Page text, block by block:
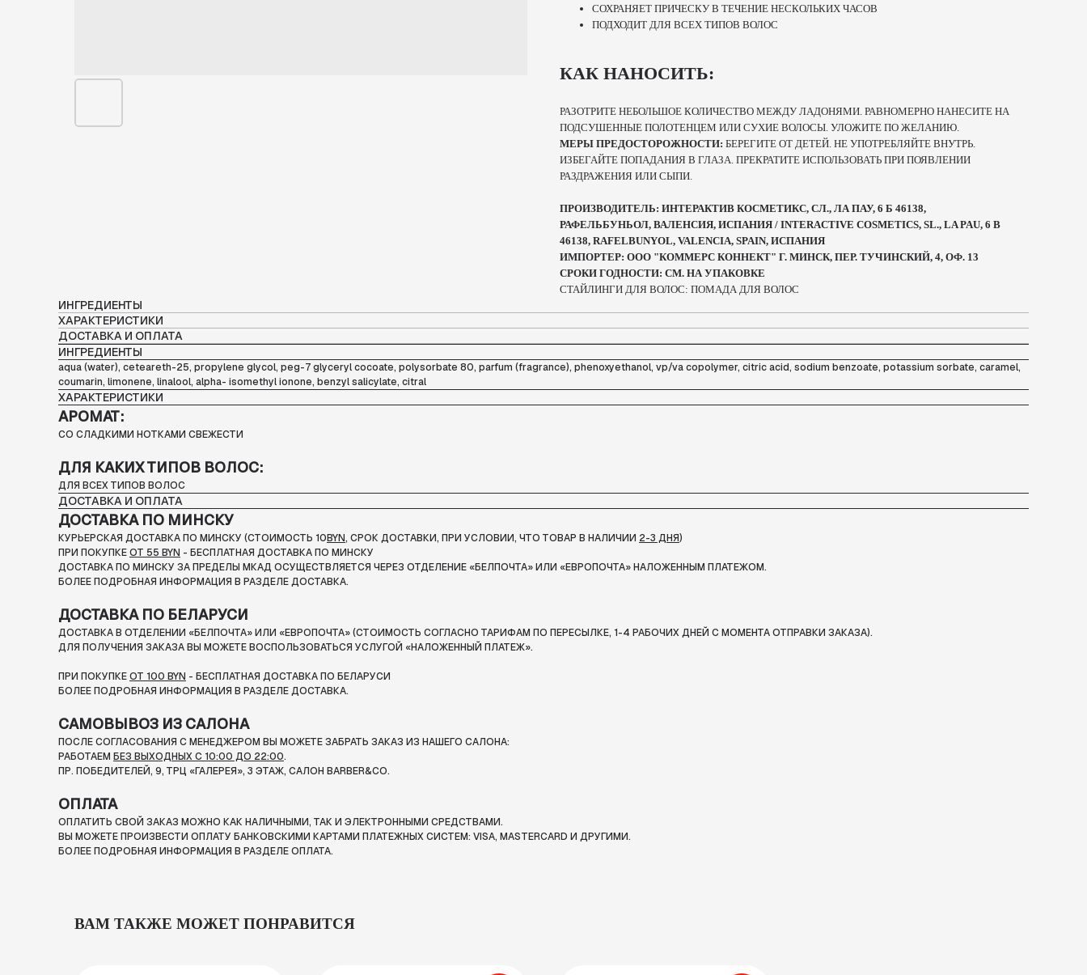
СОХРАНЯЕТ ПРИЧЕСКУ В ТЕЧЕНИЕ НЕСКОЛЬКИХ ЧАСОВ
ПОДХОДИТ ДЛЯ ВСЕХ ТИПОВ ВОЛОС
КАК НАНОСИТЬ:
РАЗОТРИТЕ НЕБОЛЬШОЕ КОЛИЧЕСТВО МЕЖДУ ЛАДОНЯМИ. РАВНОМЕРНО НАНЕСИТЕ НА
ПОДСУШЕННЫЕ ПОЛОТЕНЦЕМ ИЛИ СУХИЕ ВОЛОСЫ. УЛОЖИТЕ ПО ЖЕЛАНИЮ.
МЕРЫ ПРЕДОСТОРОЖНОСТИ: БЕРЕГИТЕ ОТ ДЕТЕЙ. НЕ УПОТРЕБЛЯЙТЕ ВНУТРЬ.
ИЗБЕГАЙТЕ ПОПАДАНИЯ В ГЛАЗА. ПРЕКРАТИТЕ ИСПОЛЬЗОВАТЬ ПРИ ПОЯВЛЕНИИ
РАЗДРАЖЕНИЯ ИЛИ СЫПИ.
ПРОИЗВОДИТЕЛЬ: ИНТЕРАКТИВ КОСМЕТИКС, СЛ., ЛА ПАУ, 6 Б 46138,
РАФЕЛЬБУНЬОЛ, ВАЛЕНСИЯ, ИСПАНИЯ / INTERACTIVE COSMETICS, SL., LA PAU, 6 B
46138, RAFELBUNYOL, VALENCIA, SPAIN, ИСПАНИЯ
ИМПОРТЕР: ООО "КОММЕРС КОННЕКТ" Г. МИНСК, ПЕР. ТУЧИНСКИЙ, 4, ОФ. 13
СРОКИ ГОДНОСТИ: СМ. НА УПАКОВКЕ
СТАЙЛИНГИ ДЛЯ ВОЛОС: ПОМАДА ДЛЯ ВОЛОС
ИНГРЕДИЕНТЫ
ХАРАКТЕРИСТИКИ
ДОСТАВКА И ОПЛАТА
ИНГРЕДИЕНТЫ
aqua (water), ceteareth-25, propylene glycol, peg-7 glyceryl cocoate, polysorbate 80, parfum (fragrance), phenoxyethanol, vp/va copolymer, citric acid, sodium benzoate, potassium sorbate, caramel,
coumarin, limonene, linalool, alpha- isomethyl ionone, benzyl salicylate, citral
ХАРАКТЕРИСТИКИ
АРОМАТ:
СО СЛАДКИМИ НОТКАМИ СВЕЖЕСТИ
ДЛЯ КАКИХ ТИПОВ ВОЛОС:
ДЛЯ ВСЕХ ТИПОВ ВОЛОС
ДОСТАВКА И ОПЛАТА
ДОСТАВКА ПО МИНСКУ
КУРЬЕРСКАЯ ДОСТАВКА ПО МИНСКУ (СТОИМОСТЬ 10BYN, СРОК ДОСТАВКИ, ПРИ УСЛОВИИ, ЧТО ТОВАР В НАЛИЧИИ 2-3 ДНЯ)
ПРИ ПОКУПКЕОТ 55 BYN - БЕСПЛАТНАЯ ДОСТАВКА ПО МИНСКУ
ДОСТАВКА ПО МИНСКУ ЗА ПРЕДЕЛЫ МКАД ОСУЩЕСТВЛЯЕТСЯ ЧЕРЕЗ ОТДЕЛЕНИЕ «БЕЛПОЧТА»ИЛИ «ЕВРОПОЧТА» НАЛОЖЕННЫМ ПЛАТЕЖОМ.
БОЛЕЕ ПОДРОБНАЯ ИНФОРМАЦИЯ В РАЗДЕЛЕ ДОСТАВКА.
ДОСТАВКА ПО БЕЛАРУСИ
ДОСТАВКА В ОТДЕЛЕНИИ «БЕЛПОЧТА» ИЛИ «ЕВРОПОЧТА» (СТОИМОСТЬ СОГЛАСНО ТАРИФАМ ПО ПЕРЕСЫЛКЕ, 1-4 РАБОЧИХ ДНЕЙ С МОМЕНТА ОТПРАВКИ ЗАКАЗА).
ДЛЯ ПОЛУЧЕНИЯ ЗАКАЗА ВЫ МОЖЕТЕ ВОСПОЛЬЗОВАТЬСЯ УСЛУГОЙ «НАЛОЖЕННЫЙ ПЛАТЕЖ».
ПРИ ПОКУПКЕОТ 100 BYN - БЕСПЛАТНАЯ ДОСТАВКА ПО БЕЛАРУСИ
БОЛЕЕ ПОДРОБНАЯ ИНФОРМАЦИЯ В РАЗДЕЛЕ ДОСТАВКА.
САМОВЫВОЗ ИЗ САЛОНА
ПОСЛЕ СОГЛАСОВАНИЯ С МЕНЕДЖЕРОМ ВЫ МОЖЕТЕ ЗАБРАТЬ ЗАКАЗ ИЗ НАШЕГО САЛОНА:
РАБОТАЕМ БЕЗ ВЫХОДНЫХ С 10:00 ДО 22:00.
ПР. ПОБЕДИТЕЛЕЙ, 9, ТРЦ «ГАЛЕРЕЯ», 3 ЭТАЖ, САЛОН BARBER&CO.
ОПЛАТА
ОПЛАТИТЬ СВОЙ ЗАКАЗ МОЖНО КАК НАЛИЧНЫМИ, ТАК И ЭЛЕКТРОННЫМИ СРЕДСТВАМИ.
ВЫ МОЖЕТЕ ПРОИЗВЕСТИ ОПЛАТУ БАНКОВСКИМИ КАРТАМИ ПЛАТЕЖНЫХ СИСТЕМ: VISA, MASTERCARD И ДРУГИМИ.
БОЛЕЕ ПОДРОБНАЯ ИНФОРМАЦИЯ В РАЗДЕЛЕ ОПЛАТА.
ВАМ ТАКЖЕ МОЖЕТ ПОНРАВИТСЯ